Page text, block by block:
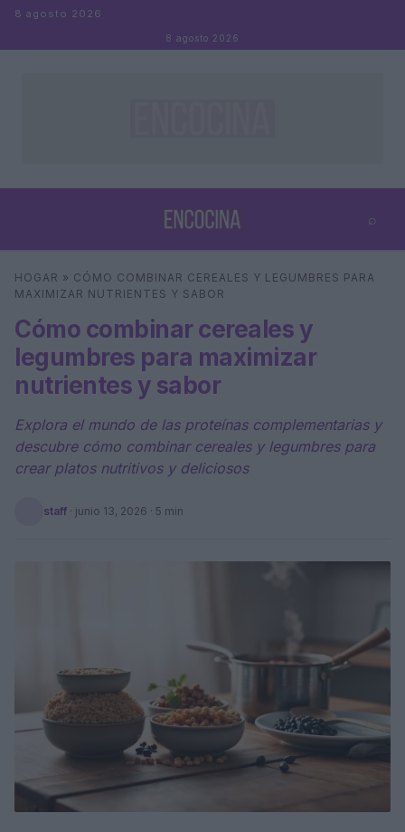
Saltar al contenido
8 agosto 2026
8 agosto 2026
⌕
Buscar ⌕ ×
HOGAR » CÓMO COMBINAR CEREALES Y LEGUMBRES PARA
MAXIMIZAR NUTRIENTES Y SABOR
Cómo combinar cereales y
legumbres para maximizar
nutrientes y sabor
Explora el mundo de las proteínas complementarias y
descubre cómo combinar cereales y legumbres para
crear platos nutritivos y deliciosos
staff · junio 13, 2026 · 5 min